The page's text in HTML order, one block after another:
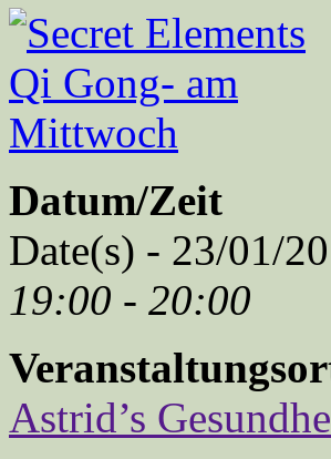
Datum/Zeit
Date(s) - 23/01/
19:00 - 20:00
Astrid’s